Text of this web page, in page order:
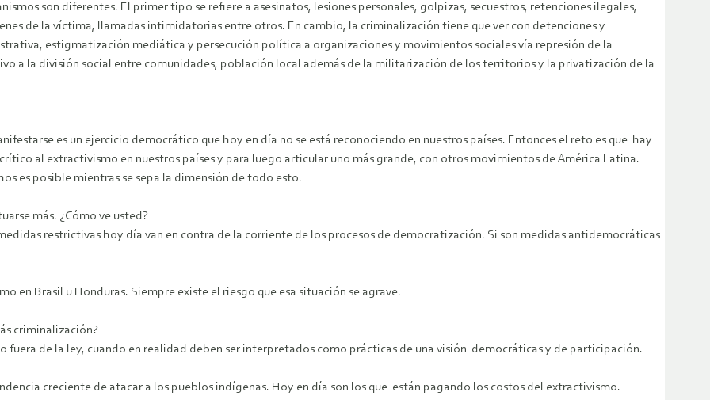
son diferentes. El primer tipo se refiere a asesinatos, lesiones personales, golpizas, secuestros, retenciones ilegales,
de la víctima, llamadas intimidatorias entre otros. En cambio, la criminalización tiene que ver con detenciones y
estigmatización mediática y persecución política a organizaciones y movimientos sociales vía represión de la
a la división social entre comunidades, población local además de la militarización de los territorios y la privatización de la
es un ejercicio democrático que hoy en día no se está reconociendo en nuestros países. Entonces el reto es que hay
al extractivismo en nuestros países y para luego articular uno más grande, con otros movimientos de América Latina.
es posible mientras se sepa la dimensión de todo esto.
más. ¿Cómo ve usted?
restrictivas hoy día van en contra de la corriente de los procesos de democratización. Si son medidas antidemocráticas
en Brasil u Honduras. Siempre existe el riesgo que esa situación se agrave.
criminalización?
fuera de la ley, cuando en realidad deben ser interpretados como prácticas de una visión democráticas y de participación.
creciente de atacar a los pueblos indígenas. Hoy en día son los que están pagando los costos del extractivismo.